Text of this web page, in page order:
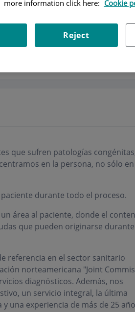
que sufren patologías
en la persona, no sólo
durante todo el proceso.
área al paciente, donde el
que pueden originarse
referencia en el sector sanitario
norteamericana "Joint
diagnósticos. Además, nos
un servicio integral, la última
una experiencia de más de 25
more information click here: Cookie
Reject